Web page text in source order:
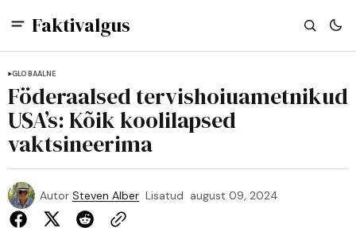
Faktivalgus
GLOBAALNE
Föderaalsed tervishoiuametnikud
USA’s: Kõik koolilapsed
vaktsineerima
Autor Steven Alber Lisatud august 09, 2024